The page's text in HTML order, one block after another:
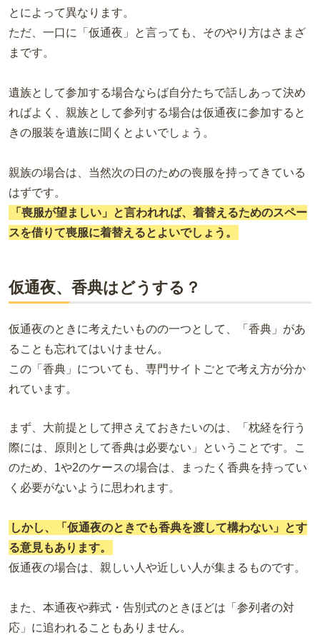
とによって異なります。
ただ、一口に「仮通夜」と言っても、そのやり方はさまざ
まです。
遺族として参加する場合ならば自分たちで話しあって決め
ればよく、親族として参列する場合は仮通夜に参加すると
きの服装を遺族に聞くとよいでしょう。
親族の場合は、当然次の日のための喪服を持ってきている
はずです。
「喪服が望ましい」と言われれば、着替えるためのスペー
スを借りて喪服に着替えるとよいでしょう。
仮通夜、香典はどうする？
仮通夜のときに考えたいものの一つとして、「香典」があ
ることも忘れてはいけません。
この「香典」についても、専門サイトごとで考え方が分か
れています。
まず、大前提として押さえておきたいのは、「枕経を行う
際には、原則として香典は必要ない」ということです。こ
のため、1や2のケースの場合は、まったく香典を持ってい
く必要がないように思われます。
しかし、「仮通夜のときでも香典を渡して構わない」とす
る意見もあります。
仮通夜の場合は、親しい人や近しい人が集まるものです。
また、本通夜や葬式・告別式のときほどは「参列者の対
応」に追われることもありません。